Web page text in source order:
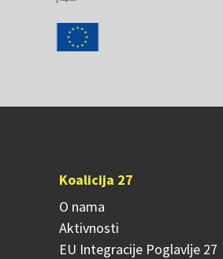
Koalicija 27
O nama
Aktivnosti
EU Integracije Poglavlje 27